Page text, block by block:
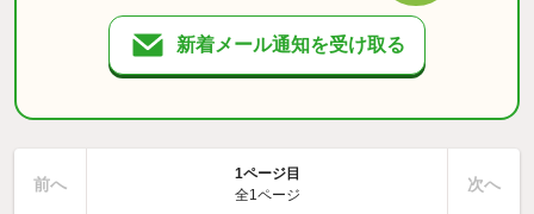
新着メール通知を受け取る
前へ
1ページ目
全1ページ
次へ